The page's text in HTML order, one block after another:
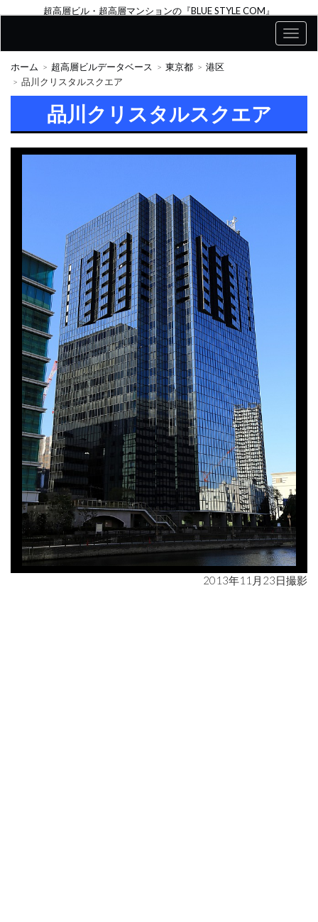
超高層ビル・超高層マンションの『BLUE STYLE COM』
ホーム 超高層ビルデータベース 東京都
港区
品川クリスタルスクエア
品川クリスタルスクエア
2013年11月23日撮影